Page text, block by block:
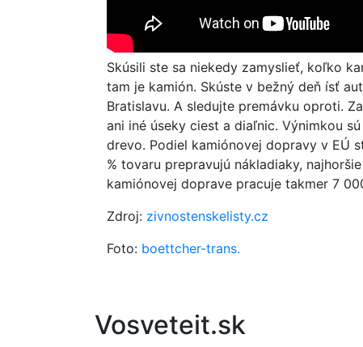
Skúsili ste sa niekedy zamyslieť, koľko
tam je kamión. Skúste v bežný deň ísť
Bratislavu. A sledujte premávku oproti.
ani iné úseky ciest a diaľnic. Výnimkou
drevo. Podiel kamiónovej dopravy v EÚ
% tovaru prepravujú nákladiaky,
kamiónovej doprave pracuje takmer 7
Zdroj: zivnostenskelisty.cz
Foto: boettcher-trans.
Vosveteit.sk